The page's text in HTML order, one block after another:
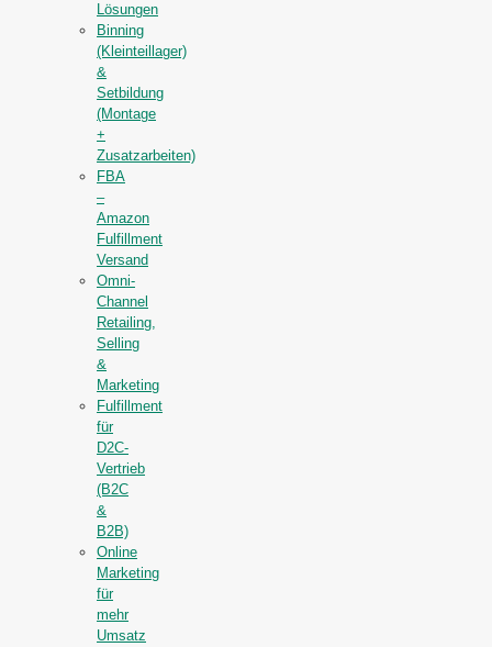
Lösungen
Binning
(Kleinteillager)
&
Setbildung
(Montage
+
Zusatzarbeiten)
FBA
–
Amazon
Fulfillment
Versand
Omni-
Channel
Retailing,
Selling
&
Marketing
Fulfillment
für
D2C-
Vertrieb
(B2C
&
B2B)
Online
Marketing
für
mehr
Umsatz